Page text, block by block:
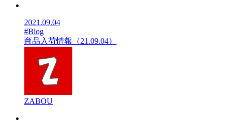
2021.09.04
#Blog
商品入荷情報（21.09.04）
ZABOU